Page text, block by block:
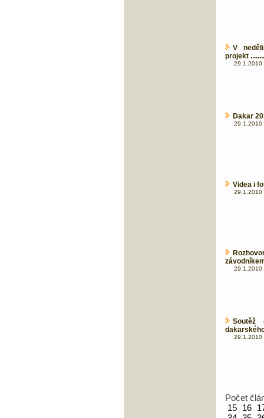
V
projekt ........
29.1.2010
Dakar
29.1.2010
Videa i
29.1.2010
29.1.2010
Soutěž
29.1.2010
Počet
15 16